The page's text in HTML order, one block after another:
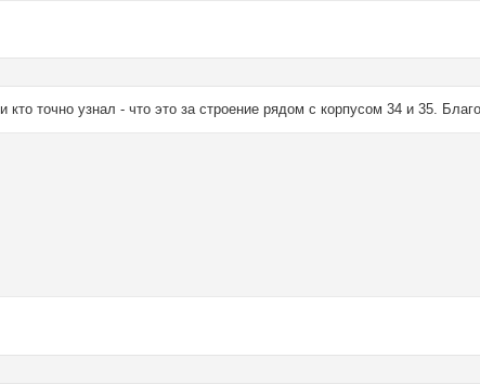
точно узнал - что это за строение рядом с корпусом 34 и 35.